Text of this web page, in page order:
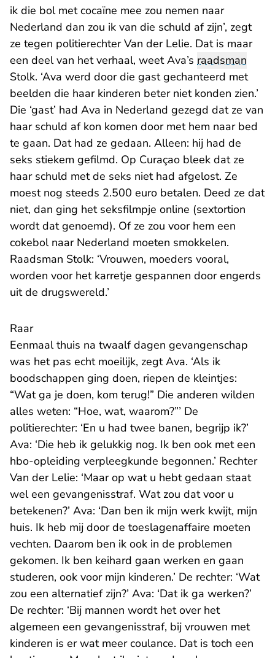
ik die bol met cocaïne mee zou nemen naar
Nederland dan zou ik van die schuld af zijn’, zegt
ze tegen politierechter Van der Lelie. Dat is maar
een deel van het verhaal, weet Ava’s raadsman
Stolk. ‘Ava werd door die gast gechanteerd met
beelden die haar kinderen beter niet konden zien.’
Die ‘gast’ had Ava in Nederland gezegd dat ze van
haar schuld af kon komen door met hem naar bed
te gaan. Dat had ze gedaan. Alleen: hij had de
seks stiekem gefilmd. Op Curaçao bleek dat ze
haar schuld met de seks niet had afgelost. Ze
moest nog steeds 2.500 euro betalen. Deed ze dat
niet, dan ging het seksfilmpje online (sextortion
wordt dat genoemd). Of ze zou voor hem een
cokebol naar Nederland moeten smokkelen.
Raadsman Stolk: ‘Vrouwen, moeders vooral,
worden voor het karretje gespannen door engerds
uit de drugswereld.’
Raar
Eenmaal thuis na twaalf dagen gevangenschap
was het pas echt moeilijk, zegt Ava. ‘Als ik
boodschappen ging doen, riepen de kleintjes:
“Wat ga je doen, kom terug!” Die anderen wilden
alles weten: “Hoe, wat, waarom?”’ De
politierechter: ‘En u had twee banen, begrijp ik?’
Ava: ‘Die heb ik gelukkig nog. Ik ben ook met een
hbo-opleiding verpleegkunde begonnen.’ Rechter
Van der Lelie: ‘Maar op wat u hebt gedaan staat
wel een gevangenisstraf. Wat zou dat voor u
betekenen?’ Ava: ‘Dan ben ik mijn werk kwijt, mijn
huis. Ik heb mij door de toeslagenaffaire moeten
vechten. Daarom ben ik ook in de problemen
gekomen. Ik ben keihard gaan werken en gaan
studeren, ook voor mijn kinderen.’ De rechter: ‘Wat
zou een alternatief zijn?’ Ava: ‘Dat ik ga werken?’
De rechter: ‘Bij mannen wordt het over het
algemeen een gevangenisstraf, bij vrouwen met
kinderen is er wat meer coulance. Dat is toch een